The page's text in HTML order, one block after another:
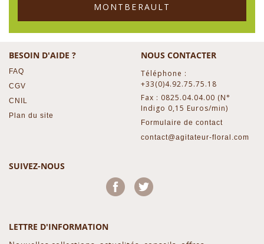
MONTBERAULT
BESOIN D'AIDE ?
FAQ
CGV
CNIL
Plan du site
NOUS CONTACTER
Téléphone :
+33(0)4.92.75.75.18
Fax : 0825.04.04.00 (N°
Indigo 0,15 Euros/min)
Formulaire de contact
contact@agitateur-floral.com
SUIVEZ-NOUS
Facebook
LETTRE D'INFORMATION